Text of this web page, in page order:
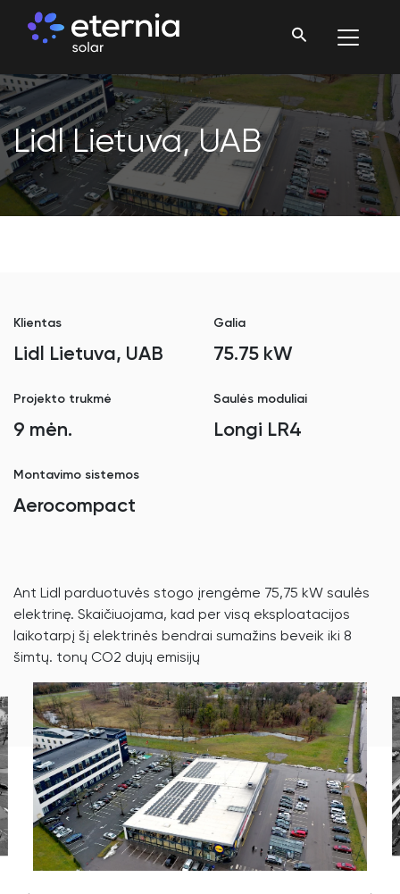
Lidl Lietuva, UAB
Klientas
Lidl Lietuva, UAB
Galia
75.75 kW
Projekto trukmė
9 mėn.
Saulės moduliai
Longi LR4
Montavimo sistemos
Aerocompact
Ant Lidl parduotuvės stogo įrengėme 75,75 kW saulės
elektrinę. Skaičiuojama, kad per visą eksploatacijos
laikotarpį šį elektrinės bendrai sumažins beveik iki 8
šimtų. tonų CO2 dujų emisijų